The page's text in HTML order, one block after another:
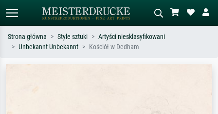
Strona główna Style sztuki
Artyści niesklasyfikowani
Unbekannt Unbekannt
Kościół w Dedham